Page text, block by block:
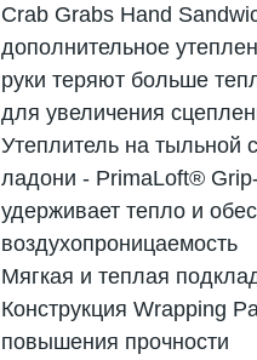
Crab Grabs Hand
дополнительное
руки теряют больше
для увеличения
Утеплитель на тыльной
ладони - PrimaLoft®
удерживает тепло и
воздухопроницаемость
Мягкая и теплая
Конструкция Wrapping
повышения прочности